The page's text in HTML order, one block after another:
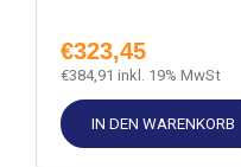
€323,45
€384,91 inkl. 19% MwSt
IN DEN WARENKORB